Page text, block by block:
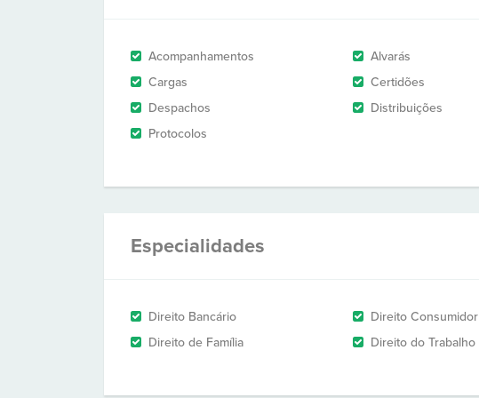
Acompanhamentos Alvarás
Cargas
Certidões
Despachos
Distribuições
Protocolos
Especialidades
Direito Bancário Direito Consumidor
Direito de Família
Direito do Trabalho